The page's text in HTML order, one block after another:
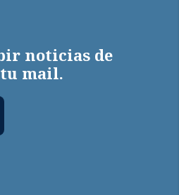
noticias de
mail.